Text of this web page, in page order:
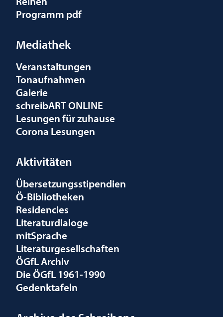
Programm pdf
Mediathek
Veranstaltungen
Tonaufnahmen
Galerie
schreibART ONLINE
Lesungen für zuhause
Corona Lesungen
Aktivitäten
Übersetzungsstipendien
Ö-Bibliotheken
Residencies
Literaturdialoge
mitSprache
Literaturgesellschaften
ÖGfL Archiv
Die ÖGfL 1961-1990
Gedenktafeln